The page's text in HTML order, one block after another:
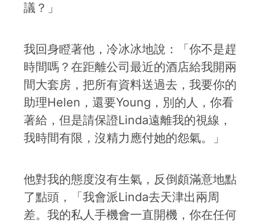
議？」
我回身瞪著他，冷冰冰地說：「你不是趕
時間嗎？在距離公司最近的酒店給我開兩
間大套房，把所有資料送過去，我要你的
助理Helen，還要Young，別的人，你看
著給，但是請保證Linda遠離我的視線，
我時間有限，沒精力應付她的怨氣。」
他對我的態度沒有生氣，反倒頗滿意地點
了點頭，「我會派Linda去天津出兩周
差。我的私人手機會一直開機，你在任何